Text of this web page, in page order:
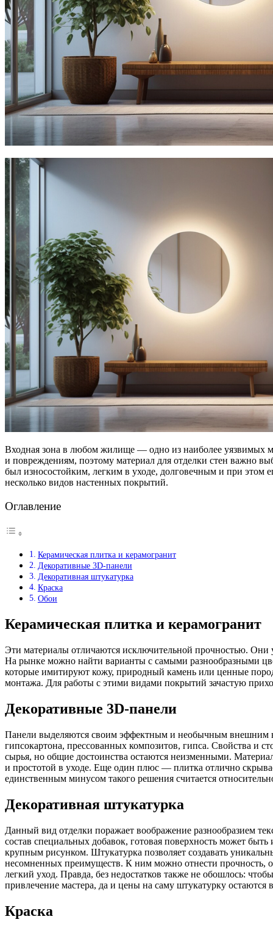
Входная зона в любом жилище — одно из наиболее уязвимых
и повреждениям, поэтому материал для отделки стен важно
был износостойким, легким в уходе, долговечным и при этом
несколько видов настенных покрытий.
Оглавление
Керамическая плитка и керамогранит
Декоративные 3D-панели
Декоративная штукатурка
Краска
Обои
Керамическая плитка и керамогранит
Эти материалы отличаются исключительной прочностью.
На рынке можно найти варианты с самыми разнообразными
которые имитируют кожу, природный камень или ценные
монтажа. Для работы с этими видами покрытий зачастую
Декоративные 3D-панели
Панели выделяются своим эффектным и необычным внешним
гипсокартона, прессованных композитов, гипса. Свойства и
сырья, но общие достоинства остаются неизменными.
и простотой в уходе. Еще один плюс — плитка отлично
единственным минусом такого решения считается
Декоративная штукатурка
Данный вид отделки поражает воображение разнообразием
состав специальных добавок, готовая поверхность может
крупным рисунком. Штукатурка позволяет создавать
несомненных преимуществ. К ним можно отнести прочность,
легкий уход. Правда, без недостатков также не обошлось:
привлечение мастера, да и цены на саму штукатурку
Краска